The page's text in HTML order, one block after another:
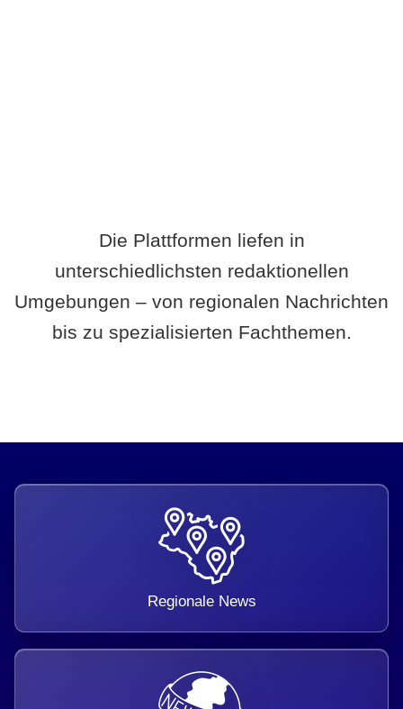
Die Plattformen liefen in
unterschiedlichsten redaktionellen
Umgebungen – von regionalen Nachrichten
bis zu spezialisierten Fachthemen.
Regionale News